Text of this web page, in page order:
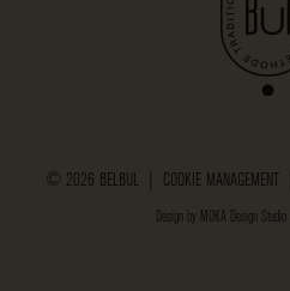
© 2026 BELBUL | COOKIE MANAGEMENT
Design by MOKA Design Studio